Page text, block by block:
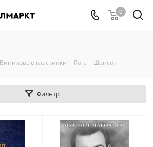
0
Виниловые пластинки - Поп. - Шансон
Фильтр